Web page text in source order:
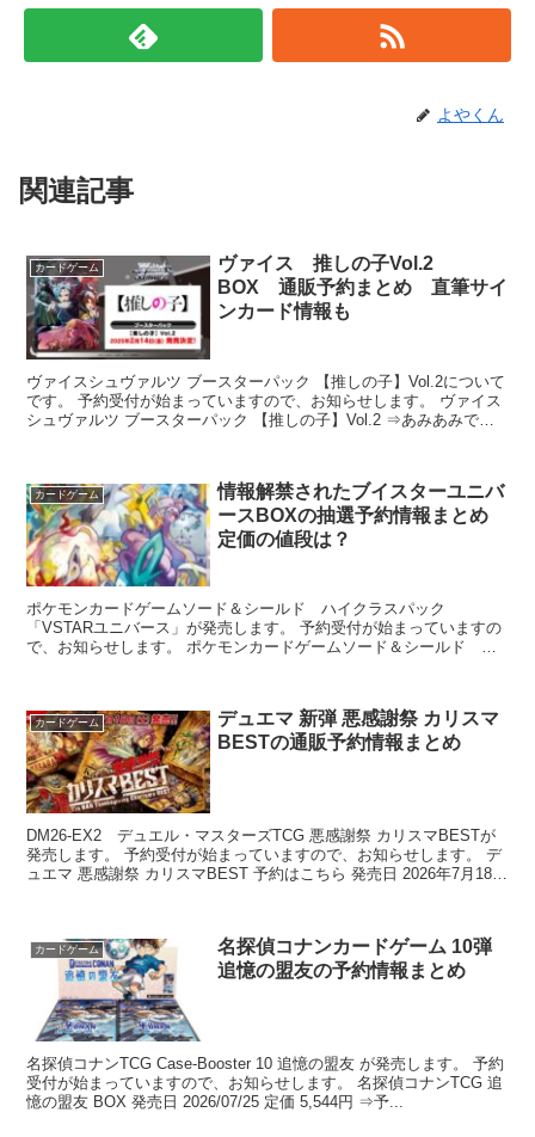
よやくん
関連記事
カードゲーム
ヴァイス 推しの子Vol.2
BOX 通販予約まとめ 直筆サイ
ンカード情報も
ヴァイスシュヴァルツ ブースターパック 【推しの子】Vol.2について
です。 予約受付が始まっていますので、お知らせします。 ヴァイス
シュヴァルツ ブースターパック 【推しの子】Vol.2 ⇒あみあみで予
カードゲーム
情報解禁されたブイスターユニバ
ースBOXの抽選予約情報まとめ
定価の値段は？
ポケモンカードゲームソード＆シールド ハイクラスパック
「VSTARユニバース」が発売します。 予約受付が始まっていますの
で、お知らせします。 ポケモンカードゲームソード＆シールド ハ
カードゲーム
デュエマ 新弾 悪感謝祭 カリスマ
BESTの通販予約情報まとめ
DM26-EX2 デュエル・マスターズTCG 悪感謝祭 カリスマBESTが
発売します。 予約受付が始まっていますので、お知らせします。 デ
ュエマ 悪感謝祭 カリスマBEST 予約はこちら 発売日 2026年7月18日
カードゲーム
名探偵コナンカードゲーム 10弾
追憶の盟友の予約情報まとめ
名探偵コナンTCG Case-Booster 10 追憶の盟友 が発売します。 予約
受付が始まっていますので、お知らせします。 名探偵コナンTCG 追
憶の盟友 BOX 発売日 2026/07/25 定価 5,544円 ⇒予...